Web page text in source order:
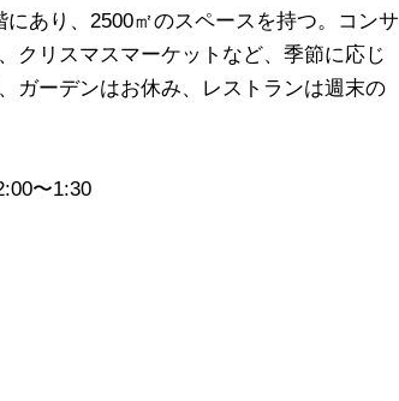
あり、2500㎡のスペースを持つ。コンサ
クリスマスマーケットなど、季節に応じ
ガーデンはお休み、レストランは週末の
〜1:30